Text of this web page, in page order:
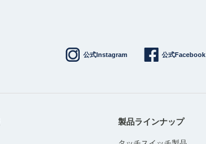
公式Instagram 公式Facebook
製品ラインナップ